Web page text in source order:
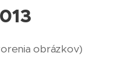
obrázkov)